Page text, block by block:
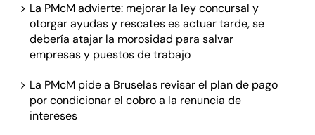
La PMcM advierte: mejorar la ley concursal y
otorgar ayudas y rescates es actuar tarde, se
debería atajar la morosidad para salvar
empresas y puestos de trabajo
La PMcM pide a Bruselas revisar el plan de pago
por condicionar el cobro a la renuncia de
intereses